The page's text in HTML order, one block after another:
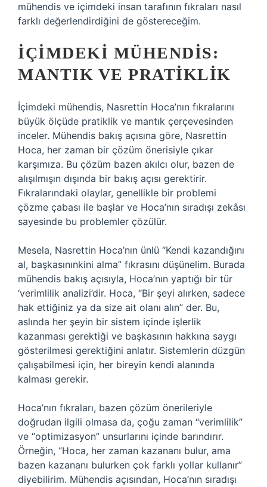
mühendis ve içimdeki insan tarafının fıkraları nasıl
farklı değerlendirdiğini de göstereceğim.
İÇIMDEKI MÜHENDIS:
MANTIK VE PRATIKLIK
İçimdeki mühendis, Nasrettin Hoca’nın fıkralarını
büyük ölçüde pratiklik ve mantık çerçevesinden
inceler. Mühendis bakış açısına göre, Nasrettin
Hoca, her zaman bir çözüm önerisiyle çıkar
karşımıza. Bu çözüm bazen akılcı olur, bazen de
alışılmışın dışında bir bakış açısı gerektirir.
Fıkralarındaki olaylar, genellikle bir problemi
çözme çabası ile başlar ve Hoca’nın sıradışı zekâsı
sayesinde bu problemler çözülür.
Mesela, Nasrettin Hoca’nın ünlü “Kendi kazandığını
al, başkasınınkini alma” fıkrasını düşünelim. Burada
mühendis bakış açısıyla, Hoca’nın yaptığı bir tür
‘verimlilik analizi’dir. Hoca, “Bir şeyi alırken, sadece
hak ettiğiniz ya da size ait olanı alın” der. Bu,
aslında her şeyin bir sistem içinde işlerlik
kazanması gerektiği ve başkasının hakkına saygı
gösterilmesi gerektiğini anlatır. Sistemlerin düzgün
çalışabilmesi için, her bireyin kendi alanında
kalması gerekir.
Hoca’nın fıkraları, bazen çözüm önerileriyle
doğrudan ilgili olmasa da, çoğu zaman “verimlilik”
ve “optimizasyon” unsurlarını içinde barındırır.
Örneğin, “Hoca, her zaman kazananı bulur, ama
bazen kazananı bulurken çok farklı yollar kullanır”
diyebilirim. Mühendis açısından, Hoca’nın sıradışı